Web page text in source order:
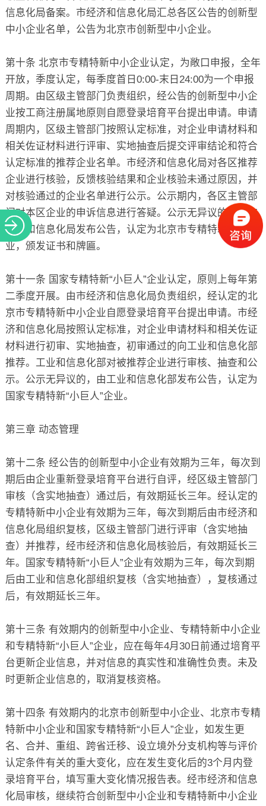
信息化局备案。市经济和信息化局汇总各区公告的创新型
中小企业名单，公告为北京市创新型中小企业。
第十条 北京市专精特新中小企业认定，为敞口申报，全年
开放，季度认定，每季度首日0:00-末日24:00为一个申报
周期。由区级主管部门负责组织，经公告的创新型中小企
业按工商注册属地原则自愿登录培育平台提出申请。申请
周期内，区级主管部门按照认定标准，对企业申请材料和
相关佐证材料进行评审、实地抽查后提交评审结论和符合
认定标准的推荐企业名单。市经济和信息化局对各区推荐
企业进行核验，反馈核验结果和企业核验未通过原因，并
对核验通过的企业名单进行公示。公示期内，各区主管部
门对本区企业的申诉信息进行答疑。公示无异议的，由市
经济和信息化局发布公告，认定为北京市专精特新中小企
业，颁发证书和牌匾。
第十一条 国家专精特新“小巨人”企业认定，原则上每年第
二季度开展。由市经济和信息化局负责组织，经认定的北
京市专精特新中小企业自愿登录培育平台提出申请。市经
济和信息化局按照认定标准，对企业申请材料和相关佐证
材料进行初审、实地抽查，初审通过的向工业和信息化部
推荐。工业和信息化部对被推荐企业进行审核、抽查和公
示。公示无异议的，由工业和信息化部发布公告，认定为
国家专精特新“小巨人”企业。
第三章 动态管理
第十二条 经公告的创新型中小企业有效期为三年，每次到
期后由企业重新登录培育平台进行自评，经区级主管部门
审核（含实地抽查）通过后，有效期延长三年。经认定的
专精特新中小企业有效期为三年，每次到期后由市经济和
信息化局组织复核，区级主管部门进行评审（含实地抽
查）并推荐，经市经济和信息化局核验后，有效期延长三
年。国家专精特新“小巨人”企业有效期为三年，每次到期
后由工业和信息化部组织复核（含实地抽查），复核通过
后，有效期延长三年。
第十三条 有效期内的创新型中小企业、专精特新中小企业
和专精特新“小巨人”企业，应在每年4月30日前通过培育平
台更新企业信息，并对信息的真实性和准确性负责。未及
时更新企业信息的，取消复核资格。
第十四条 有效期内的北京市创新型中小企业、北京市专精
特新中小企业和国家专精特新“小巨人”企业，如发生更
名、合并、重组、跨省迁移、设立境外分支机构等与评价
认定条件有关的重大变化，应在发生变化后的3个月内登
录培育平台，填写重大变化情况报告表。经市经济和信息
化局审核，继续符合创新型中小企业和专精特新中小企业